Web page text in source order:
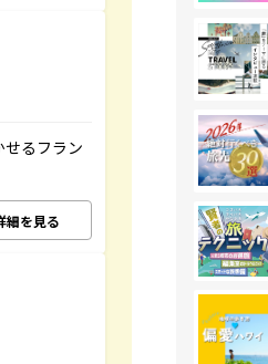
るフラン
細を見る